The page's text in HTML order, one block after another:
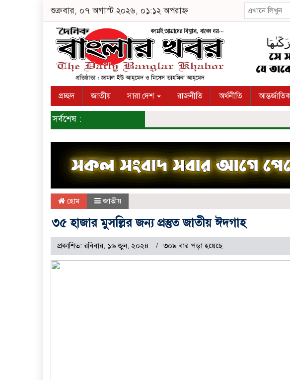
শুক্রবার, ০৭ অগাস্ট ২০২৬, ০১:১২ অপরাহ্ন
প্রচ্ছদ জাতীয় সারা দেশ রাজনীতি অর্থনীতি
সর্বশেষ :
হোম জাতীয়
৩৫ হাজার মুসল্লির জন্য প্রস্তুত জাতীয় ঈদগাহ
প্রকাশিত: রবিবার, ১৬ জুন, ২০২৪ ৩০৯ বার পড়া হয়েছে